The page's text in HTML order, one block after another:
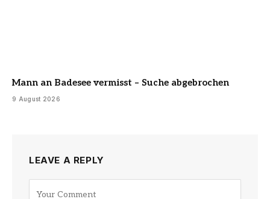
Mann an Badesee vermisst – Suche abgebrochen
9 August 2026
LEAVE A REPLY